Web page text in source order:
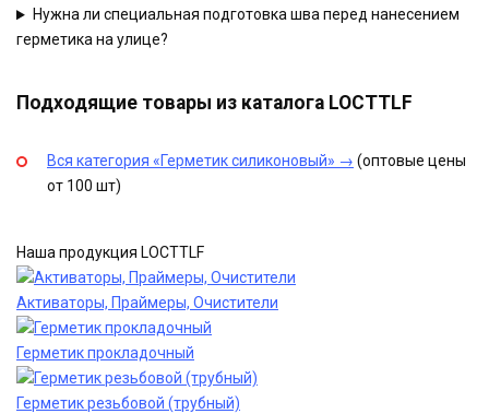
Нужна ли специальная подготовка шва перед нанесением
герметика на улице?
Подходящие товары из каталога LOCTTLF
Вся категория «Герметик силиконовый» → (оптовые цены
от 100 шт)
Наша продукция LOCTTLF
Активаторы, Праймеры, Очистители
Герметик прокладочный
Герметик резьбовой (трубный)